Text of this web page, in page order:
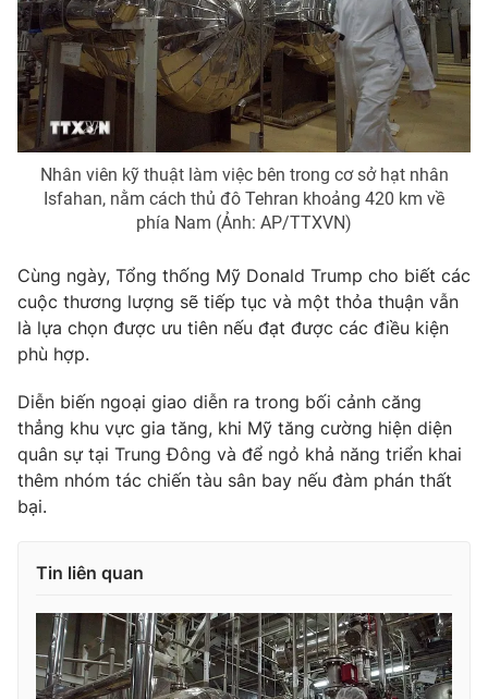
Sản phẩm
Thị trường
Tư vấn
Lịch phát sóng
Chuyên mục khác
Emagazine Podcast
Video Shorts video
VTV Sức khoẻ Bất động sản
Thị trường 24h
VTV4
VTV9 VTV8
Liên hệ tòa soạn English
Nhân viên kỹ thuật làm việc bên trong cơ sở hạt nhân
Isfahan, nằm cách thủ đô Tehran khoảng 420 km về
phía Nam (Ảnh: AP/TTXVN)
Cùng ngày, Tổng thống Mỹ Donald Trump cho biết các
cuộc thương lượng sẽ tiếp tục và một thỏa thuận vẫn
là lựa chọn được ưu tiên nếu đạt được các điều kiện
phù hợp.
Diễn biến ngoại giao diễn ra trong bối cảnh căng
thẳng khu vực gia tăng, khi Mỹ tăng cường hiện diện
quân sự tại Trung Đông và để ngỏ khả năng triển khai
thêm nhóm tác chiến tàu sân bay nếu đàm phán thất
bại.
Tin liên quan